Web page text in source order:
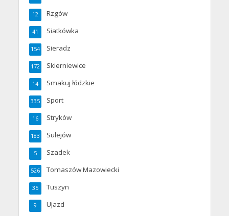
Rzgów
12
Siatkówka
41
Sieradz
154
Skierniewice
172
Smakuj łódzkie
14
Sport
335
Stryków
16
Sulejów
183
Szadek
5
Tomaszów Mazowiecki
526
Tuszyn
35
Ujazd
9